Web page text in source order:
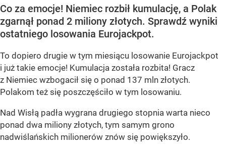
Co za emocje! Niemiec rozbił kumulację, a Polak
zgarnął ponad 2 miliony złotych. Sprawdź wyniki
ostatniego losowania Eurojackpot.
To dopiero drugie w tym miesiącu losowanie Eurojackpot
i już takie emocje! Kumulacja została rozbita! Gracz
z Niemiec wzbogacił się o ponad 137 mln złotych.
Polakom też się poszczęściło w tym losowaniu.
Nad Wisłą padła wygrana drugiego stopnia warta nieco
ponad dwa miliony złotych, tym samym grono
nadwiślańskich milionerów znów się powiększyło.